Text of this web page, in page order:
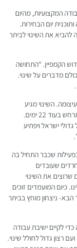
המקצועיות, מהיום
יום הבחירות.
להביא את השינוי לביתר
הקמפיין. “התחושה
מדברים על שינוי.
השינוי מגיע
לביתר זה לא רק סיסמה- זאת מציאות שהולכת להתרחש בעוד 22 ימים.
ישראל ויפתיע
שכבר התחיל בה
שעובדים
שרוצים את השינוי
כיום המועמדים זוכים
ניצחון מוחץ בביתר
לקיים ישיבת עבודה
רצון גדול לחולל שינוי.